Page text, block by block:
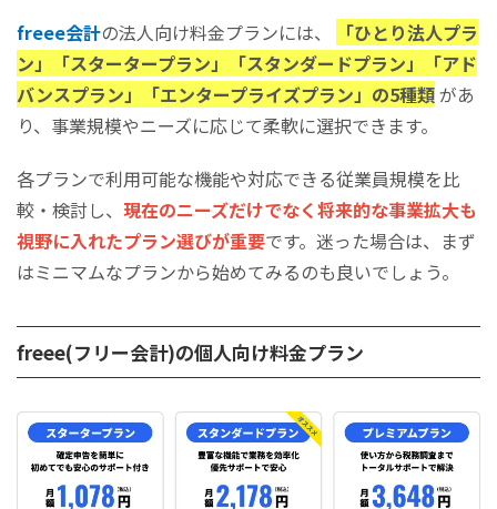
freee会計の法人向け料金プランには、
「ひとり法人プラ
ン」「スタータープラン」「スタンダードプラン」「アド
バンスプラン」「エンタープライズプラン」の5種類があ
り、事業規模やニーズに応じて柔軟に選択できます。
各プランで利用可能な機能や対応できる従業員規模を比
較・検討し、 現在のニーズだけでなく将来的な事業拡大も
視野に入れたプラン選びが重要です。迷った場合は、まず
はミニマムなプランから始めてみるのも良いでしょう。
freee(フリー会計)の個人向け料金プラン